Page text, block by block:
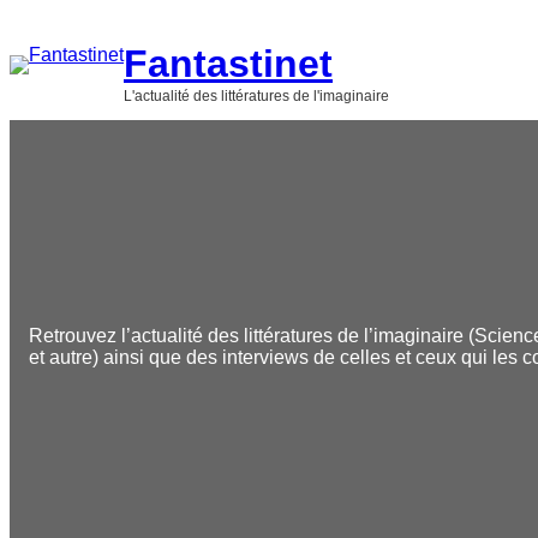
contenu
Fantastinet
L'actualité des littératures de l'imaginaire
Retrouvez l’actualité des littératures de l’imaginaire
et autre) ainsi que des interviews de celles et ceux qui les